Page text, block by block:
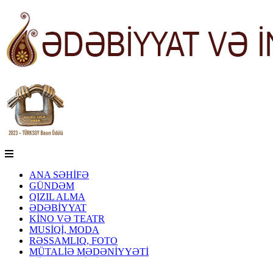
ANA SƏHİFƏ
GÜNDƏM
QIZIL ALMA
ƏDƏBİYYAT
KİNO VƏ TEATR
MUSİQİ, MODA
RƏSSAMLIQ, FOTO
MÜTALİƏ MƏDƏNİYYƏTİ